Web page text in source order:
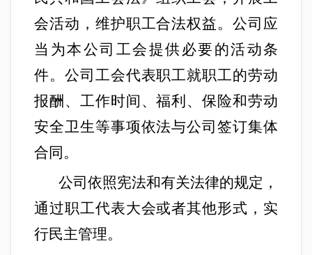
会活动，维护职工合法权益。公司应
当为本公司工会提供必要的活动条
件。公司工会代表职工就职工的劳动
报酬、工作时间、福利、保险和劳动
安全卫生等事项依法与公司签订集体
合同。
公司依照宪法和有关法律的规定，
通过职工代表大会或者其他形式，实
行民主管理。